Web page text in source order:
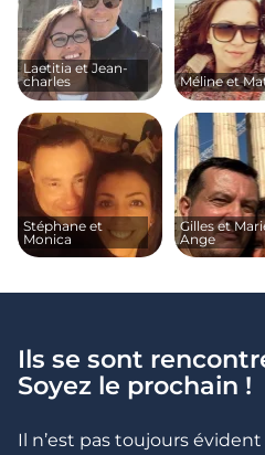
Laetitia et Jean-
charles
Méline et
Stéphane et
Monica
Gilles et
Ange
Ils se sont
Soyez le prochain !
Il n’est pas toujours